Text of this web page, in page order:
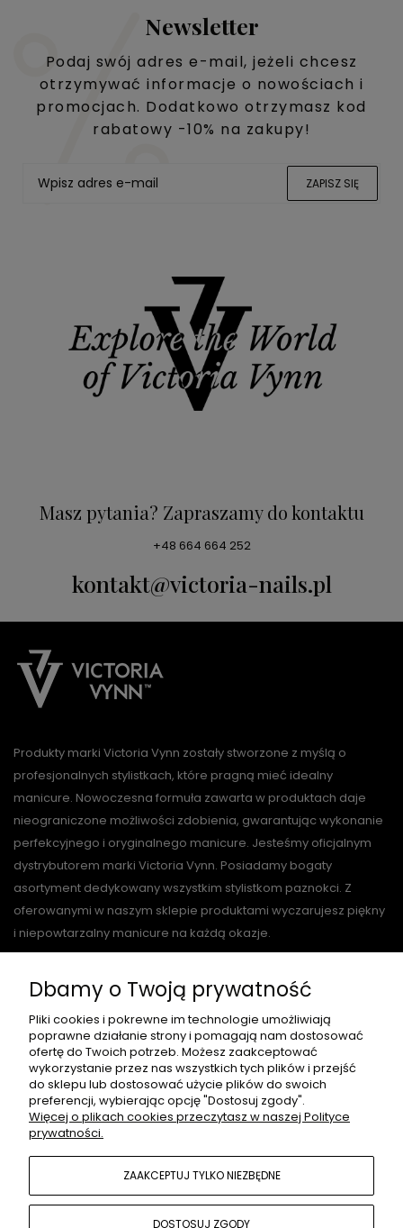
Newsletter
Podaj swój adres e-mail, jeżeli chcesz
otrzymywać informacje o nowościach i
promocjach. Dodatkowo otrzymasz kod
rabatowy -10% na zakupy!
ZAPISZ SIĘ
Masz pytania? Zapraszamy do kontaktu
+48 664 664 252
kontakt@victoria-nails.pl
Produkty marki Victoria Vynn zostały stworzone z myślą o
profesjonalnych stylistkach, które pragną mieć idealny
manicure. Nowoczesna formuła zawarta w produktach daje
nieograniczone możliwości zdobienia, gwarantując wykonanie
perfekcyjnego i oryginalnego manicure. Jesteśmy oficjalnym
dystrybutorem marki Victoria Vynn. Posiadamy bogaty
asortyment dedykowany wszystkim stylistkom paznokci. Z
oferowanymi w naszym sklepie produktami wyczarujesz piękny
i niepowtarzalny manicure na każdą okazje.
O NAS
PŁATNOŚCI I DOSTAWA
MOJE KONTO
Dbamy o Twoją prywatność
Pliki cookies i pokrewne im technologie umożliwiają
poprawne działanie strony i pomagają nam dostosować
ofertę do Twoich potrzeb. Możesz zaakceptować
wykorzystanie przez nas wszystkich tych plików i przejść
do sklepu lub dostosować użycie plików do swoich
preferencji, wybierając opcję "Dostosuj zgody".
Więcej o plikach cookies przeczytasz w naszej Polityce
prywatności.
ZAAKCEPTUJ TYLKO NIEZBĘDNE
DOSTOSUJ ZGODY